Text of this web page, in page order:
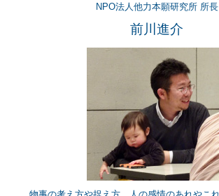
NPO法人他力本願研究所 所長
前川進介